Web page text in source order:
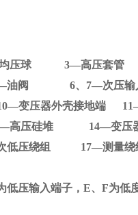
压球 3—高压套管
油阀 6、 7—次压输
—变压器外壳接地端 11
高压硅堆 14—变压
低压绕组 17—测量绕
低压输入端子， E、 F为低